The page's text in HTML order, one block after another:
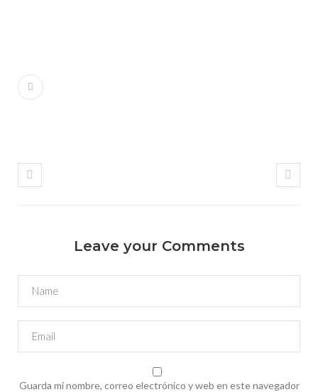
Leave your Comments
Guarda mi nombre, correo electrónico y web en este navegador